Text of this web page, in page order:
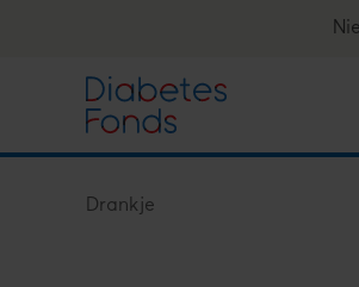
gaan
Drankje